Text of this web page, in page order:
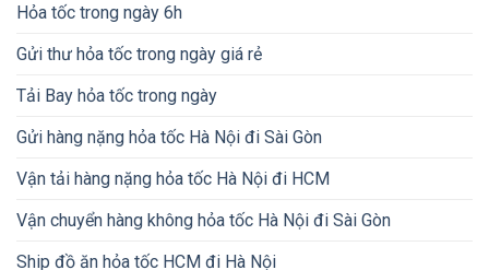
Hỏa tốc trong ngày 6h
Gửi thư hỏa tốc trong ngày giá rẻ
Tải Bay hỏa tốc trong ngày
Gửi hàng nặng hỏa tốc Hà Nội đi Sài Gòn
Vận tải hàng nặng hỏa tốc Hà Nội đi HCM
Vận chuyển hàng không hỏa tốc Hà Nội đi Sài Gòn
Ship đồ ăn hỏa tốc HCM đi Hà Nội